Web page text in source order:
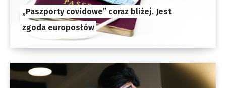
„Paszporty covidowe” coraz bliżej. Jest
zgoda europosłów